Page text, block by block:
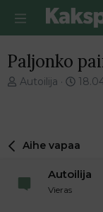
Paljonko
V
e
t
Autoilija
E
m
i
Aihe vapaa
Autoilija
Vieras